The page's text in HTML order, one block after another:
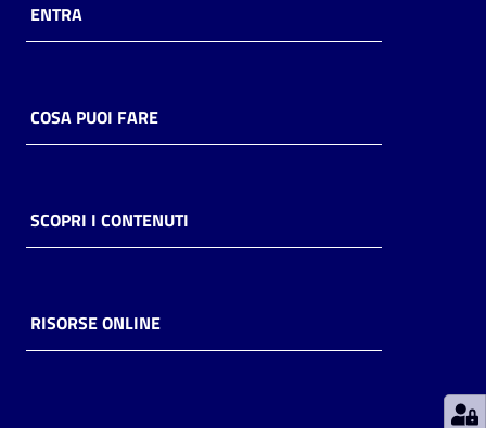
Risorse
online
Casa
Piani
storico
ENTRA
COSA PUOI FARE
SCOPRI I CONTENUTI
RISORSE ONLINE